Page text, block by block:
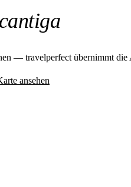
— travelperfect übernimmt die
ansehen